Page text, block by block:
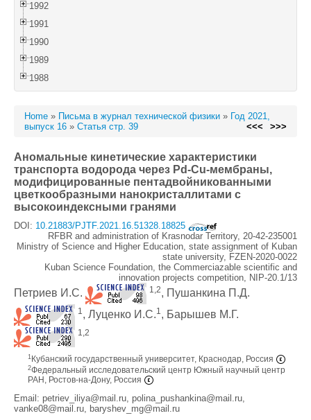
1992
1991
1990
1989
1988
Home » Письма в журнал технической физики » Год 2021,
выпуск 16 » Статья стр. 39 <<< >>>
Аномальные кинетические характеристики
транспорта водорода через Pd-Cu-мембраны,
модифицированные пентадвойникованными
цветкообразными нанокристаллитами с
высокоиндексными гранями
DOI: 10.21883/PJTF.2021.16.51328.18825
RFBR and administration of Krasnodar Territory, 20-42-235001
Ministry of Science and Higher Education, state assignment of Kuban
state university, FZEN-2020-0022
Kuban Science Foundation, the Commerciazable scientific and
innovation projects competition, NIP-20.1/13
Петриев И.С. 1,2, Пушанкина П.Д.
1 , Луценко И.С.1 , Барышев М.Г.
1,2
1 Кубанский государственный университет, Краснодар, Россия
2Федеральный исследовательский центр Южный научный центр
РАН, Ростов-на-Дону, Россия
Email: petriev_iliya@mail.ru, polina_pushankina@mail.ru,
vanke08@mail.ru, baryshev_mg@mail.ru